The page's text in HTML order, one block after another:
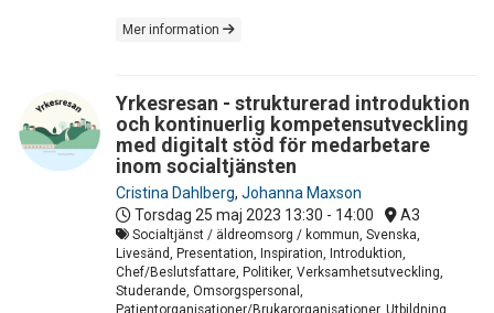
Mer information
Yrkesresan - strukturerad introduktion
och kontinuerlig kompetensutveckling
med digitalt stöd för medarbetare
inom socialtjänsten
Cristina Dahlberg, Johanna Maxson
Torsdag 25 maj 2023 13:30 - 14:00 A3
Socialtjänst / äldreomsorg / kommun, Svenska,
Livesänd, Presentation, Inspiration, Introduktion,
Chef/Beslutsfattare, Politiker, Verksamhetsutveckling,
Studerande, Omsorgspersonal,
Patientorganisationer/Brukarorganisationer, Utbildning